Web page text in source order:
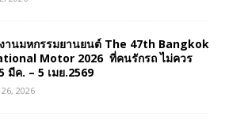
านมหกรรมยานยนต์ The 47th Bangkok
Motor 2026 ที่คนรักรถ ไม่ควร
มีค. – 5 เมย.2569
2026